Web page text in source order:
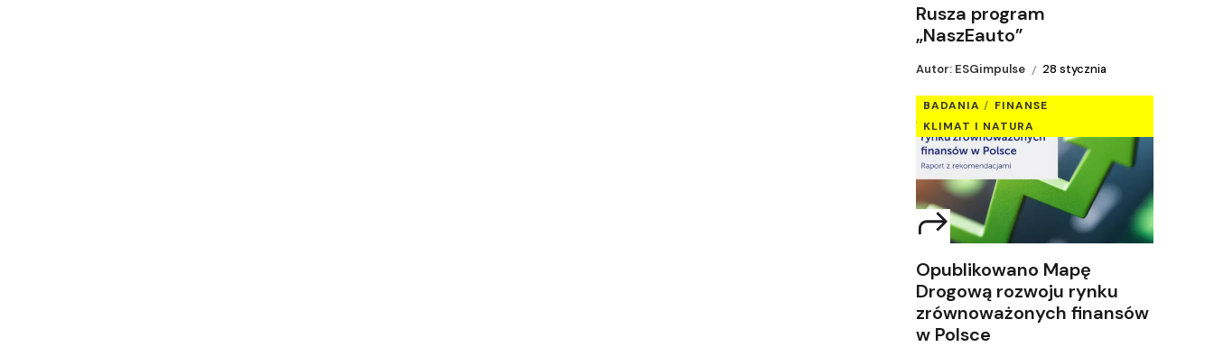
Rusza program
„NaszEauto”
Autor: ESGimpulse 28 stycznia
BADANIA
FINANSE
KLIMAT I NATURA
Opublikowano Mapę
Drogową rozwoju rynku
zrównoważonych finansów
w Polsce